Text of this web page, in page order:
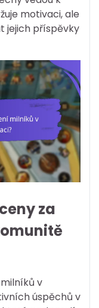
motivaci, ale
jejich příspěvky
za
v
úspěchů v